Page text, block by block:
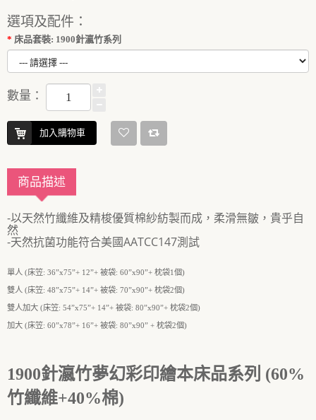
選項及配件：
床品套裝: 1900針瀛竹系列
數量：
加入購物車
商品描述
-以天然竹纖維及精梭優質棉紗紡製而成，柔滑無皺，貴乎自
然
-天然抗菌功能符合美國AATCC147測試
單人 (床笠: 36”x75”+ 12”+ 被袋: 60”x90”+ 枕袋1個)
雙人 (床笠: 48”x75”+ 14”+ 被袋: 70”x90”+ 枕袋2個)
雙人加大 ( 床笠: 54”x75”+ 14”+ 被袋: 80”x90”+ 枕袋2個)
加大 ( 床笠: 60”x78”+ 16”+ 被袋: 80”x90” + 枕袋2個)
1900針瀛竹夢幻彩印繪本床品系列 (60%
竹纖維+40%棉)